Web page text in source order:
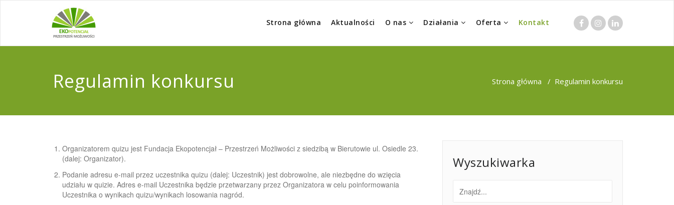
Strona główna Aktualności O nas Działania Oferta Kontakt
Regulamin konkursu Strona główna / Regulamin konkursu
Organizatorem quizu jest Fundacja Ekopotencjał – Przestrzeń Możliwości z siedzibą w Bierutowie ul. Osiedle 23.
(dalej: Organizator).
Podanie adresu e-mail przez uczestnika quizu (dalej: Uczestnik) jest dobrowolne, ale niezbędne do wzięcia
udziału w quizie. Adres e-mail Uczestnika będzie przetwarzany przez Organizatora w celu poinformowania
Uczestnika o wynikach quizu/wynikach losowania nagród.
Wyszukiwarka